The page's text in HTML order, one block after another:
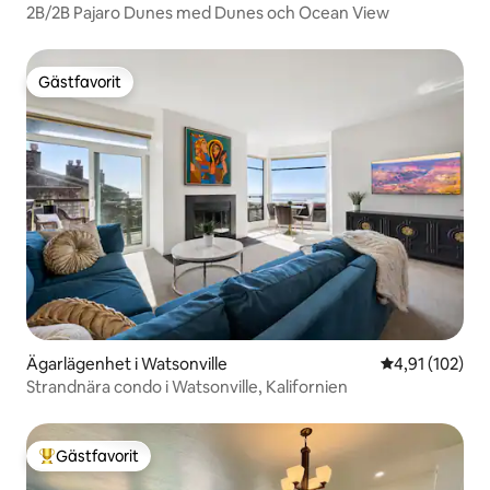
2B/2B Pajaro Dunes med Dunes och Ocean View
Gästfavorit
Gästfavorit
Ägarlägenhet i Watsonville 4,91 av 5 i
4,91 (102)
Strandnära condo i Watsonville, Kalifornien
Populär gästfavorit
Gästfavorit